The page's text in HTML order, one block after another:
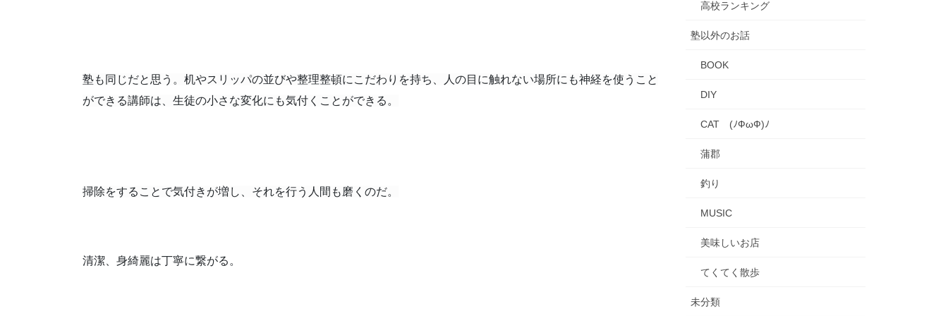
塾も同じだと思う。机やスリッパの並びや整理整頓にこだわりを持ち、
人の目に触れない場所にも神経を使うこと
ができる講師は、生徒の小さな変化にも気付くことができる。
掃除をすることで気付きが増し、それを行う人間も磨くのだ。
清潔、身綺麗は丁寧に繋がる。
高校ランキング
塾以外のお話
BOOK
DIY
CAT (ﾉФωФ)ﾉ
蒲郡
釣り
MUSIC
美味しいお店
てくてく散歩
未分類